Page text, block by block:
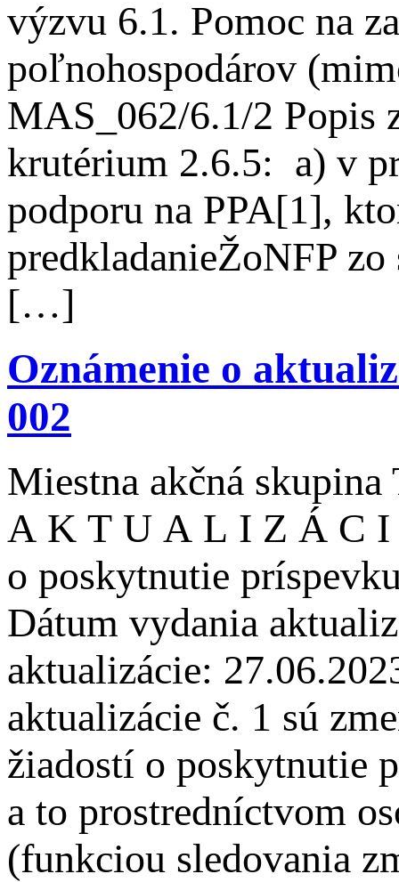
výzvu 6.1. Pomoc na
poľnohospodárov
MAS_062/6.1/2 Popis
krutérium 2.6.5: a) v
podporu na PPA[1],
predkladanieŽoNFP
[…]
Oznámenie o
002
Miestna akčná
A K T U A L I Z Á C I
o poskytnutie
Dátum vydania
aktualizácie:
aktualizácie č. 1 sú
žiadostí o poskytnutie
a to prostredníctvom
(funkciou sledovania